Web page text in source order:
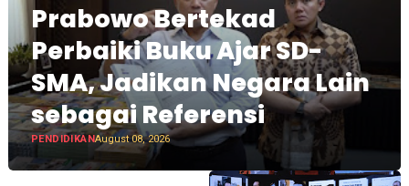
Prabowo Bertekad
Perbaiki Buku Ajar SD-
SMA, Jadikan Negara Lain
sebagai Referensi
PENDIDIKANAugust 08, 2026